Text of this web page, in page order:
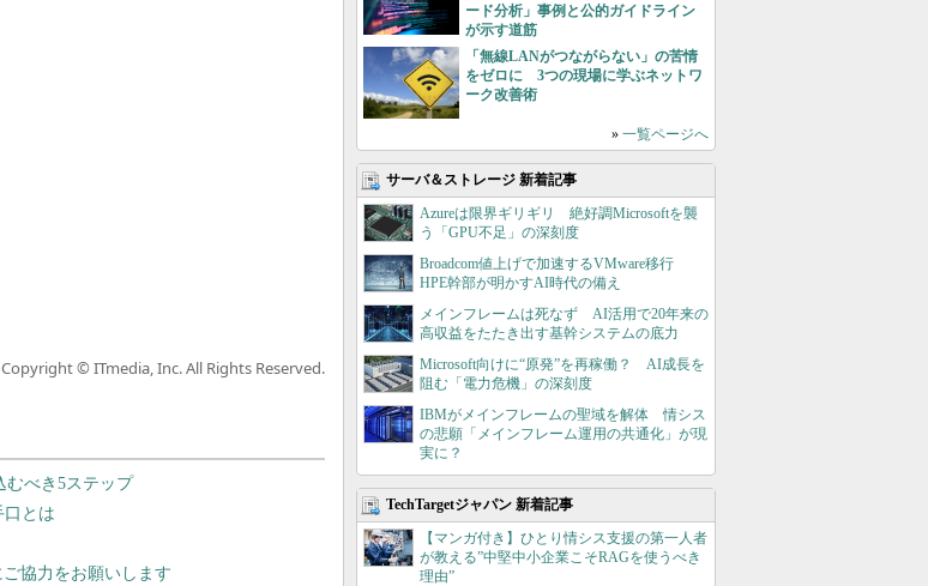
Copyright © ITmedia, Inc. All Rights Reserved.
ード分析」事例と公的ガイドライン
が示す道筋
「無線LANがつながらない」の苦情
をゼロに 3つの現場に学ぶネットワ
ーク改善術
» 一覧ページへ
サーバ＆ストレージ 新着記事
Azureは限界ギリギリ 絶好調Microsoftを襲
う「GPU不足」の深刻度
Broadcom値上げで加速するVMware移行
HPE幹部が明かすAI時代の備え
メインフレームは死なず AI活用で20年来の
高収益をたたき出す基幹システムの底力
Microsoft向けに“原発”を再稼働？ AI成長を
阻む「電力危機」の深刻度
IBMがメインフレームの聖域を解体 情シス
の悲願「メインフレーム運用の共通化」が現
実に？
TechTargetジャパン 新着記事
【マンガ付き】ひとり情シス支援の第一人者
が教える”中堅中小企業こそRAGを使うべき
理由”